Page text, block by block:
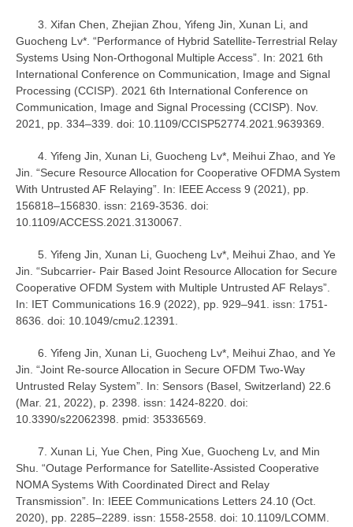
3. Xifan Chen, Zhejian Zhou, Yifeng Jin, Xunan Li, and
Guocheng Lv*. “Performance of Hybrid Satellite-Terrestrial Relay
Systems Using Non-Orthogonal Multiple Access”. In: 2021 6th
International Conference on Communication, Image and Signal
Processing (CCISP). 2021 6th International Conference on
Communication, Image and Signal Processing (CCISP). Nov.
2021, pp. 334–339. doi: 10.1109/CCISP52774.2021.9639369.
4. Yifeng Jin, Xunan Li, Guocheng Lv*, Meihui Zhao, and Ye
Jin. “Secure Resource Allocation for Cooperative OFDMA System
With Untrusted AF Relaying”. In: IEEE Access 9 (2021), pp.
156818–156830. issn: 2169-3536. doi:
10.1109/ACCESS.2021.3130067.
5. Yifeng Jin, Xunan Li, Guocheng Lv*, Meihui Zhao, and Ye
Jin. “Subcarrier- Pair Based Joint Resource Allocation for Secure
Cooperative OFDM System with Multiple Untrusted AF Relays”.
In: IET Communications 16.9 (2022), pp. 929–941. issn: 1751-
8636. doi: 10.1049/cmu2.12391.
6. Yifeng Jin, Xunan Li, Guocheng Lv*, Meihui Zhao, and Ye
Jin. “Joint Re-source Allocation in Secure OFDM Two-Way
Untrusted Relay System”. In: Sensors (Basel, Switzerland) 22.6
(Mar. 21, 2022), p. 2398. issn: 1424-8220. doi:
10.3390/s22062398. pmid: 35336569.
7. Xunan Li, Yue Chen, Ping Xue, Guocheng Lv, and Min
Shu. “Outage Performance for Satellite-Assisted Cooperative
NOMA Systems With Coordinated Direct and Relay
Transmission”. In: IEEE Communications Letters 24.10 (Oct.
2020), pp. 2285–2289. issn: 1558-2558. doi: 10.1109/LCOMM.